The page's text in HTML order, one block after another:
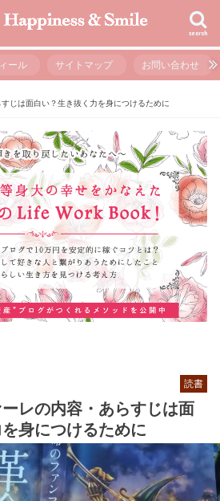
search
ール サイトマップ お問い合わせ
じは面白い？生き抜く力を身につけるために
読書
レの内容・あらすじは面
身につけるために